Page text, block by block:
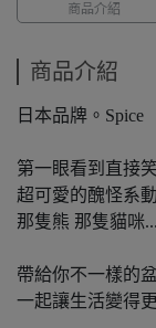
商品介紹
商品介紹
日本品牌。Spice
第一眼看到直接
超可愛的醜怪系
那隻熊 那隻貓咪
帶給你不一樣的
一起讓生活變得